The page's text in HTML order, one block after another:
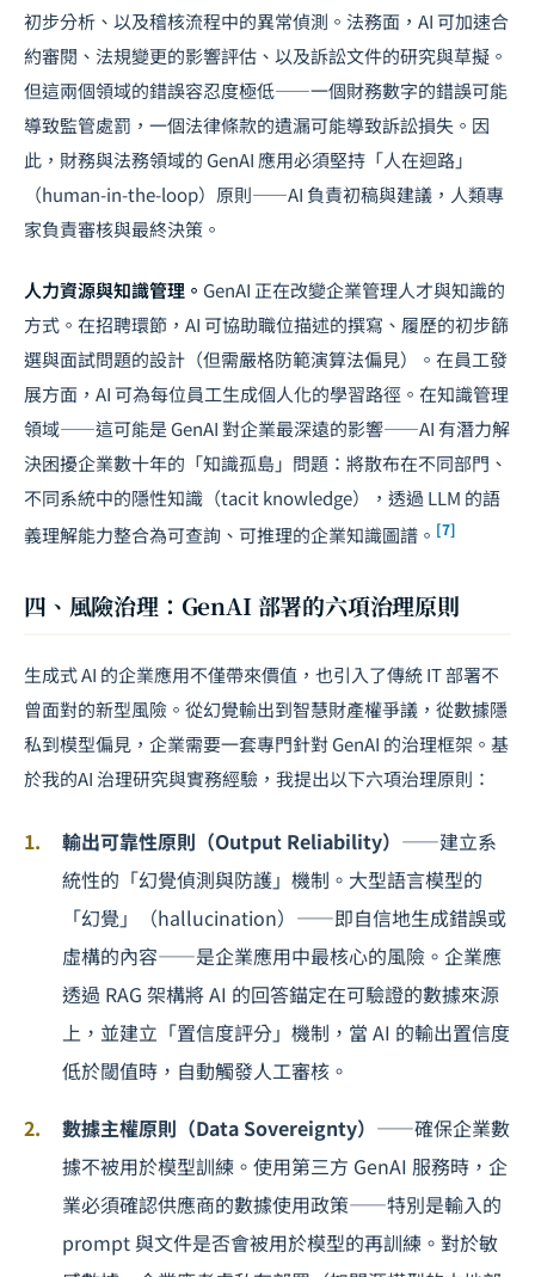
初步分析、以及稽核流程中的異常偵測。法務面，AI 可加速合
約審閱、法規變更的影響評估、以及訴訟文件的研究與草擬。
但這兩個領域的錯誤容忍度極低——一個財務數字的錯誤可能
導致監管處罰，一個法律條款的遺漏可能導致訴訟損失。因
此，財務與法務領域的 GenAI 應用必須堅持「人在迴路」
（human-in-the-loop）原則——AI 負責初稿與建議，人類專
家負責審核與最終決策。
人力資源與知識管理。 GenAI 正在改變企業管理人才與知識的
方式。在招聘環節，AI 可協助職位描述的撰寫、履歷的初步篩
選與面試問題的設計（但需嚴格防範演算法偏見）。在員工發
展方面，AI 可為每位員工生成個人化的學習路徑。在知識管理
領域——這可能是 GenAI 對企業最深遠的影響——AI 有潛力解
決困擾企業數十年的「知識孤島」問題：將散布在不同部門、
不同系統中的隱性知識（tacit knowledge），透過 LLM 的語
義理解能力整合為可查詢、可推理的企業知識圖譜。 [7]
四、風險治理：GenAI 部署的六項治理原則
生成式 AI 的企業應用不僅帶來價值，也引入了傳統 IT 部署不
曾面對的新型風險。從幻覺輸出到智慧財產權爭議，從數據隱
私到模型偏見，企業需要一套專門針對 GenAI 的治理框架。基
於我的AI 治理研究與實務經驗，我提出以下六項治理原則：
輸出可靠性原則（Output Reliability） ——建立系
統性的「幻覺偵測與防護」機制。大型語言模型的
「幻覺」（hallucination）——即自信地生成錯誤或
虛構的內容——是企業應用中最核心的風險。企業應
透過 RAG 架構將 AI 的回答錨定在可驗證的數據來源
上，並建立「置信度評分」機制，當 AI 的輸出置信度
低於閾值時，自動觸發人工審核。
數據主權原則（Data Sovereignty） ——確保企業數
據不被用於模型訓練。使用第三方 GenAI 服務時，企
業必須確認供應商的數據使用政策——特別是輸入的
prompt 與文件是否會被用於模型的再訓練。對於敏